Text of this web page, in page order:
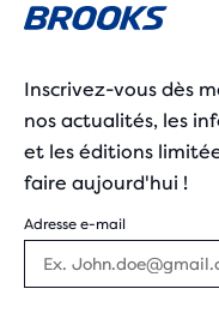
Inscrivez-vous dès
nos actualités, les
et les éditions
faire aujourd'hui !
Adresse e-mail